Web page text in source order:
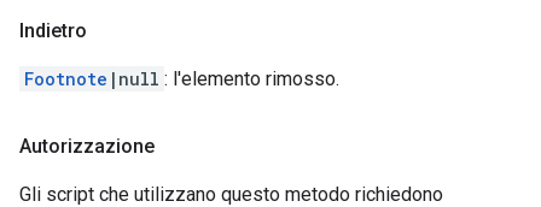
Indietro
Footnote |null : l'elemento rimosso.
Autorizzazione
Gli script che utilizzano questo metodo richiedono